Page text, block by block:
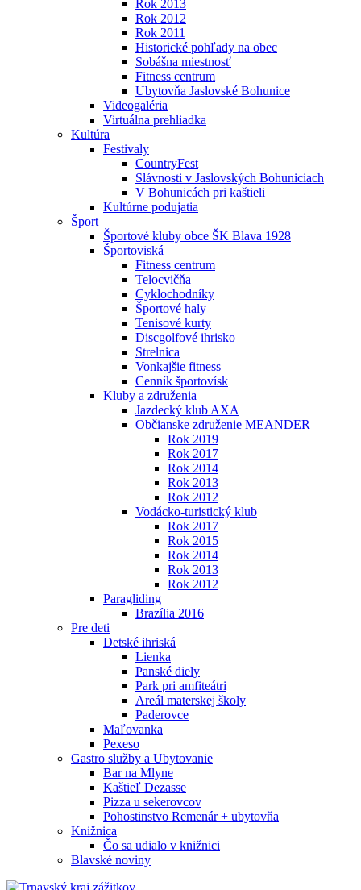
Rok 2013
Rok 2012
Rok 2011
Historické pohľady na obec
Sobášna miestnosť
Fitness centrum
Ubytovňa Jaslovské Bohunice
Videogaléria
Virtuálna prehliadka
Kultúra
Festivaly
CountryFest
Slávnosti v Jaslovských Bohuniciach
V Bohunicách pri kaštieli
Kultúrne podujatia
Šport
Športové kluby obce ŠK Blava 1928
Športoviská
Fitness centrum
Telocvičňa
Cyklochodníky
Športové haly
Tenisové kurty
Discgolfové ihrisko
Strelnica
Vonkajšie fitness
Cenník športovísk
Kluby a združenia
Jazdecký klub AXA
Občianske združenie MEANDER
Rok 2019
Rok 2017
Rok 2014
Rok 2013
Rok 2012
Vodácko-turistický klub
Rok 2017
Rok 2015
Rok 2014
Rok 2013
Rok 2012
Paragliding
Brazília 2016
Pre deti
Detské ihriská
Lienka
Panské diely
Park pri amfiteátri
Areál materskej školy
Paderovce
Maľovanka
Pexeso
Gastro služby a Ubytovanie
Bar na Mlyne
Kaštieľ Dezasse
Pizza u sekerovcov
Pohostinstvo Remenár + ubytovňa
Knižnica
Čo sa udialo v knižnici
Blavské noviny